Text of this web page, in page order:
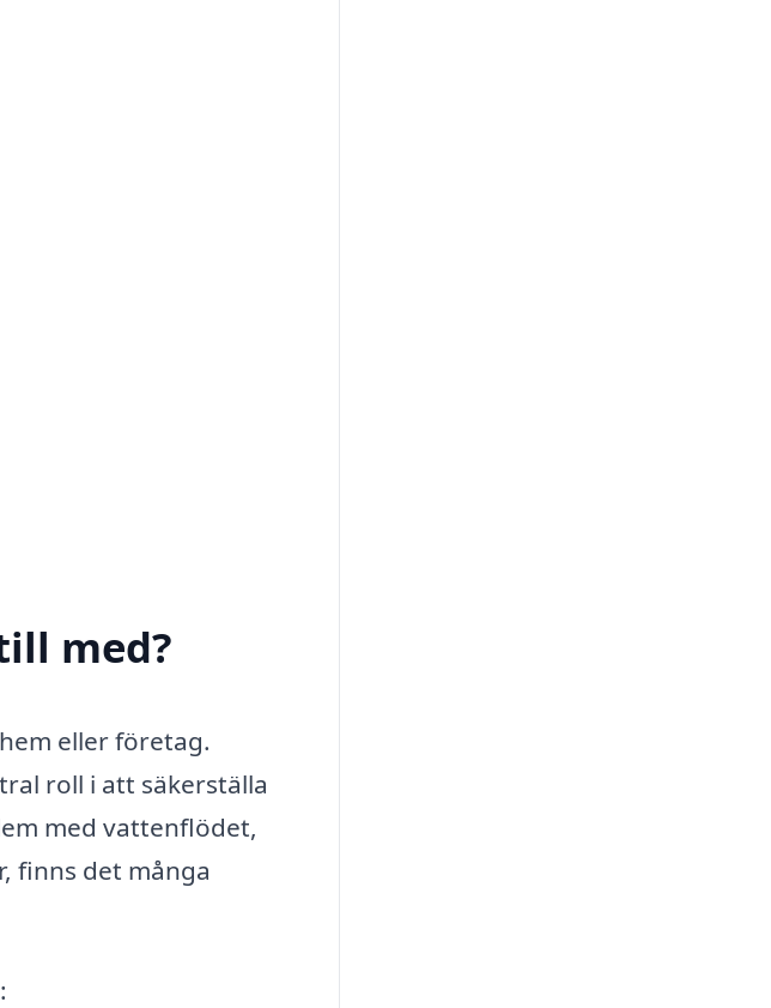
med?
eller företag.
roll i att säkerställa
med vattenflödet,
finns det många